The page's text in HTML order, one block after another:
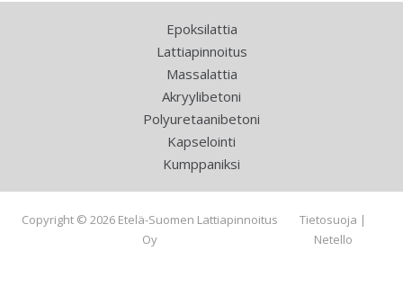
Epoksilattia
Lattiapinnoitus
Massalattia
Akryylibetoni
Polyuretaanibetoni
Kapselointi
Kumppaniksi
Copyright © 2026 Etelä-Suomen Lattiapinnoitus
Oy
Tietosuoja |
Netello